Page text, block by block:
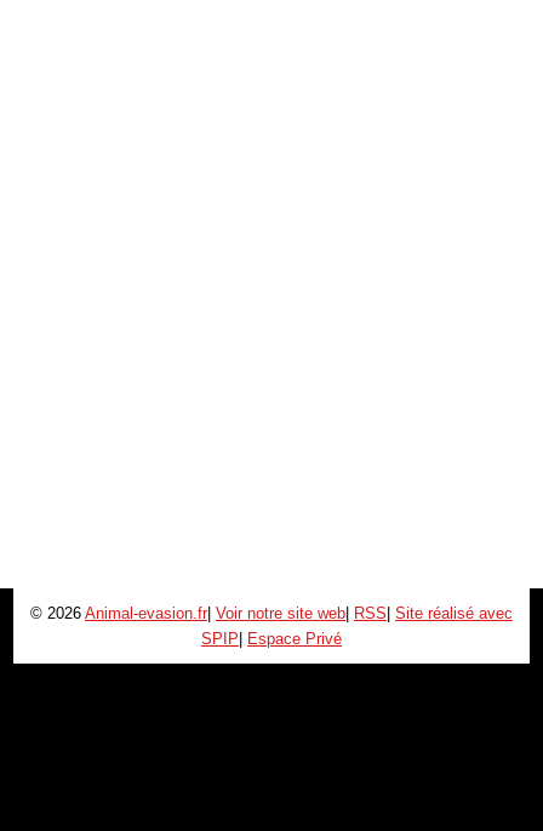
© 2026 Animal-evasion.fr| Voir notre site web| RSS| Site réalisé avec
SPIP| Espace Privé